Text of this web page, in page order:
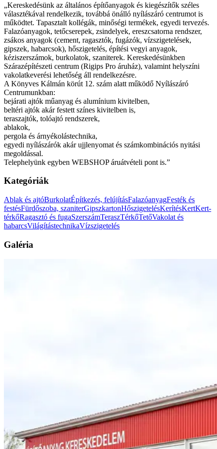
„Kereskedésünk az általános építőanyagok és kiegészítők széles
választékával rendelkezik, továbbá önálló nyílászáró centrumot is
működtet. Tapasztalt kollégák, minőségi termékek, egyedi tervezés.
Falazóanyagok, tetőcserepek, zsindelyek, ereszcsatorna rendszer,
zsákos anyagok (cement, ragasztók, fugázók, vízszigetelések,
gipszek, habarcsok), hőszigetelés, építési vegyi anyagok,
kéziszerszámok, burkolatok, szaniterek. Kereskedésünkben
Szárazépítészeti centrum (Rigips Pro áruház), valamint helyszíni
vakolatkeverési lehetőség áll rendelkezésre.
A Könyves Kálmán körút 12. szám alatt működő Nyílászáró
Centrumunkban:
bejárati ajtók műanyag és alumínium kivitelben,
beltéri ajtók akár festett színes kivitelben is,
teraszajtók, tolóajtó rendszerek,
ablakok,
pergola és árnyékolástechnika,
egyedi nyílászárók akár ujjlenyomat és számkombinációs nyitási
megoldással.
Telephelyünk egyben WEBSHOP áruátvételi pont is.”
Kategóriák
Ablak és ajtóBurkolatÉpítkezés, felújításFalazóanyagFesték és
festésFürdőszoba, szaniterGipszkartonHőszigetelésKerítésKertKert-
térkőRagasztó és fugaSzerszámTeraszTérkőTetőVakolat és
habarcsVilágítástechnikaVízszigetelés
Galéria